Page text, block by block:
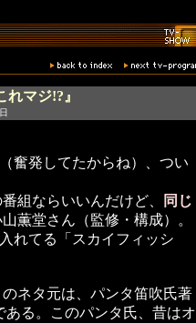
れマジ!?』
奮発してたからね）、つい
組ならいいんだけど、
同じ
薫堂さん（監修・構成）。
れてる「スカイフィッシ
ネタ元は、パンタ笛吹氏著
る。このパンタ氏、昔はオ